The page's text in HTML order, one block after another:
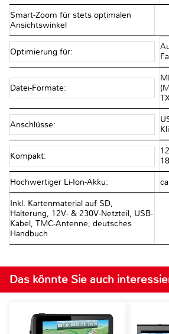
Smart-Zoom für stets optimalen
Ansichtswinkel
Optimierung für:
Datei-Formate:
Anschlüsse:
Kompakt:
Hochwertiger Li-Ion-Akku:
Inkl. Kartenmaterial auf SD,
Halterung, 12V- & 230V-Netzteil, USB-
Kabel, TMC-Antenne, deutsches
Handbuch
Das könnte Sie auch